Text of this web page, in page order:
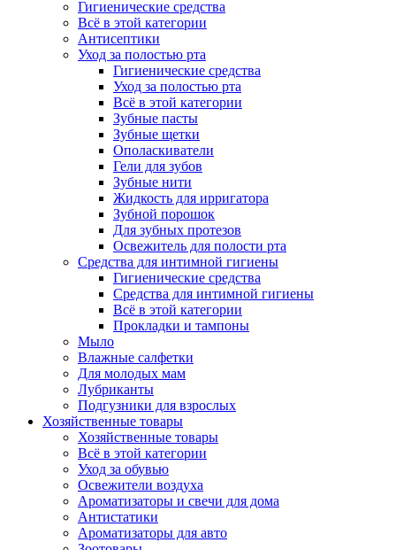
Гигиенические средства
Всё в этой категории
Антисептики
Уход за полостью рта
Гигиенические средства
Уход за полостью рта
Всё в этой категории
Зубные пасты
Зубные щетки
Ополаскиватели
Гели для зубов
Зубные нити
Жидкость для ирригатора
Зубной порошок
Для зубных протезов
Освежитель для полости рта
Средства для интимной гигиены
Гигиенические средства
Средства для интимной гигиены
Всё в этой категории
Прокладки и тампоны
Мыло
Влажные салфетки
Для молодых мам
Лубриканты
Подгузники для взрослых
Хозяйственные товары
Хозяйственные товары
Всё в этой категории
Уход за обувью
Освежители воздуха
Ароматизаторы и свечи для дома
Антистатики
Ароматизаторы для авто